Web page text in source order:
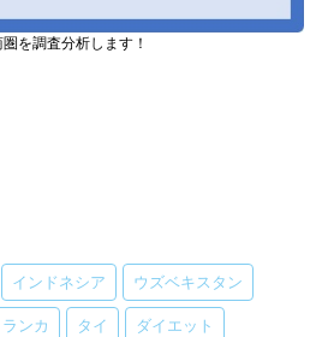
を調査分析します！
インドネシア ウズベキスタン
ンカ タイ ダイエット